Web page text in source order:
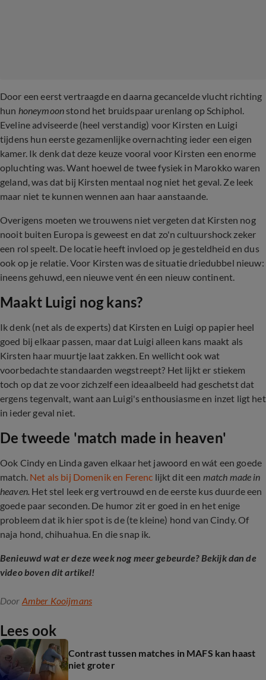
Door een eerst vertraagde en daarna gecancelde vlucht richting
hun honeymoonstond het bruidspaar urenlang op Schiphol.
Eveline adviseerde (heel verstandig) voor Kirsten en Luigi
tijdens hun eerste gezamenlijke overnachting ieder een eigen
kamer. Ik denk dat deze keuze vooral voor Kirsten een enorme
opluchting was. Want hoewel de twee fysiek in Marokko waren
geland, was dat bij Kirsten mentaal nog niet het geval. Ze leek
maar niet te kunnen wennen aan haar aanstaande.
Overigens moeten we trouwens niet vergeten dat Kirsten nog
nooit buiten Europa is geweest en dat zo'n cultuurshock zeker
een rol speelt. De locatie heeft invloed op je gesteldheid en dus
ook op je relatie. Voor Kirsten was de situatie driedubbel nieuw:
ineens gehuwd, een nieuwe vent én een nieuw continent.
Maakt Luigi nog kans?
Ik denk (net als de experts) dat Kirsten en Luigi op papier heel
goed bij elkaar passen, maar dat Luigi alleen kans maakt als
Kirsten haar muurtje laat zakken. En wellicht ook wat
voorbedachte standaarden wegstreept? Het lijkt er stiekem
toch op dat ze voor zichzelf een ideaalbeeld had geschetst dat
ergens tegenvalt, want aan Luigi's enthousiasme en inzet ligt het
in ieder geval niet.
De tweede 'match made in heaven'
Ook Cindy en Linda gaven elkaar het jawoord en wát een goede
match. Net als bij Domenik en Ferenc lijkt dit een match made in
heaven. Het stel leek erg vertrouwd en de eerste kus duurde een
goede paar seconden. De humor zit er goed in en het enige
probleem dat ik hier spot is de (te kleine) hond van Cindy. Of
naja hond, chihuahua. En die snap ik.
Benieuwd wat er deze week nog meer gebeurde? Bekijk dan de
video boven dit artikel!
Door Amber Kooijmans
Lees ook
Contrast tussen matches in MAFS kan haast
niet groter